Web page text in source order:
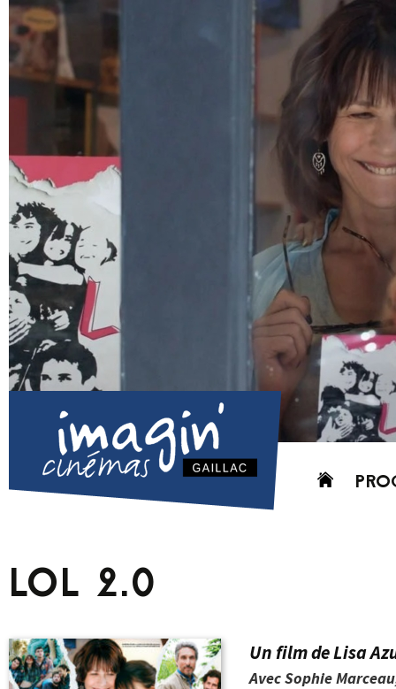
Aller
LOL 2.0
Un film de Lisa
Avec Sophie